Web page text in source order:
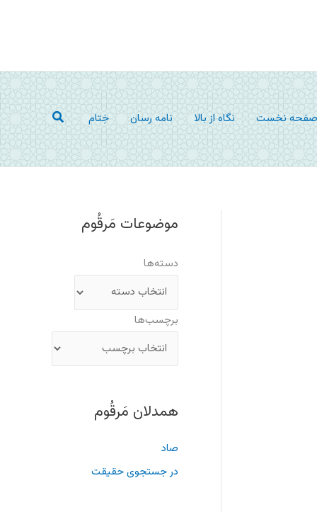
صفحه نخست نگاه از بالا نامه رسان خِتام جستجو
موضوعات مَرقُوم
دسته‌ها
برچسب‌ها
همدلان مَرقُوم
صاد
در جستجوی حقیقت